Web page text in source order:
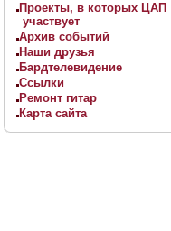
Проекты, в которых ЦАП
участвует
Архив событий
Наши друзья
Бардтелевидение
Ссылки
Ремонт гитар
Карта сайта